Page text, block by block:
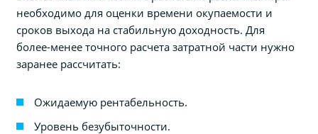
необходимо для оценки времени окупаемости и
сроков выхода на стабильную доходность. Для
более-менее точного расчета затратной части нужно
заранее рассчитать:
Ожидаемую рентабельность.
Уровень безубыточности.